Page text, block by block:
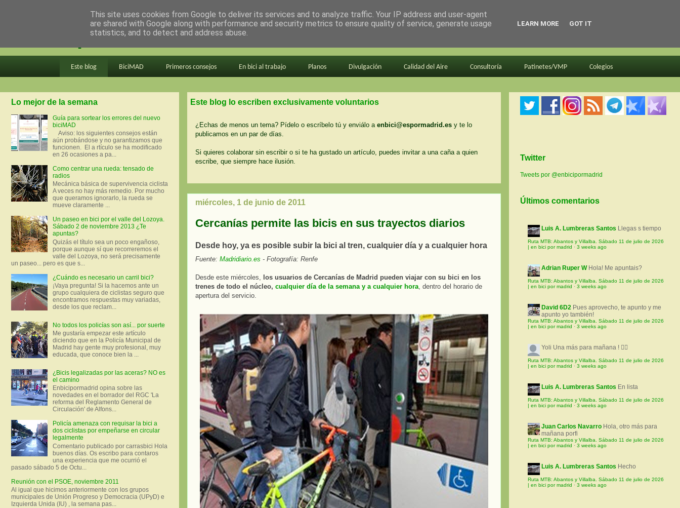
en bici por madrid
Este blog BiciMAD Primeros consejos En bici al trabajo Planos Divulgación Calidad del Aire Consultoría Patinetes/VMP Colegios
Este blog lo escriben exclusivamente voluntarios
¿Echas de menos un tema? Pídelo o escríbelo tú y enviálo a enbici@espormadrid.es y te lo
publicamos en un par de días.
Si quieres colaborar sin escribir o si te ha gustado un artículo, puedes invitar a una caña a quien
escribe, que siempre hace ilusión.
miércoles, 1 de junio de 2011
Cercanías permite las bicis en sus trayectos diarios
Desde hoy, ya es posible subir la bici al tren, cualquier día y a cualquier hora
Fuente: Madridiario.es - Fotografía: Renfe
Desde este miércoles, los usuarios de Cercanías de Madrid pueden viajar con su bici en los
trenes de todo el núcleo, cualquier día de la semana y a cualquier hora, dentro del horario de
apertura del servicio.
Lo mejor de la semana
Guía para sortear los errores del nuevo
biciMAD
Aviso: los siguientes consejos están
aún probándose y no garantizamos que
funcionen. El a rtículo se ha modificado
en 26 ocasiones a pa...
Como centrar una rueda: tensado de
radios
Mecánica básica de supervivencia ciclista
A veces no hay más remedio. Por mucho
que queramos ignorarlo, la rueda se
mueve claramente ...
Un paseo en bici por el valle del Lozoya.
Sábado 2 de noviembre 2013 ¿Te
apuntas?
Quizás el título sea un poco engañoso,
porque aunque sí que recorreremos el
valle del Lozoya, no será precisamente
un paseo... pero es que s...
¿Cuándo es necesario un carril bici?
¡Vaya pregunta! Si la hacemos ante un
grupo cualquiera de ciclistas seguro que
encontramos respuestas muy variadas,
desde los que reclam...
No todos los policías son así... por suerte
Me gustaría empezar este artículo
diciendo que en la Policía Municipal de
Madrid hay gente muy profesional, muy
educada, que conoce bien la ...
¿Bicis legalizadas por las aceras? NO es
el camino
Enbicipormadrid opina sobre las
novedades en el borrador del RGC 'La
reforma del Reglamento General de
Circulación' de Alfons...
Policía amenaza con requisar la bici a
dos ciclistas por empeñarse en circular
legalmente
Comentario publicado por carrasbici Hola
buenos días. Os escribo para contaros
una experiencia que me ocurrió el
pasado sábado 5 de Octu...
Reunión con el PSOE, noviembre 2011
Al igual que hicimos anteriormente con los grupos
municipales de Unión Progreso y Democracia (UPyD) e
Izquierda Unida (IU) , la semana pas...
Twitter
Tweets por @enbicipormadrid
Últimos comentarios
Luis A. Lumbreras Santos Llegas s tiempo
Ruta MTB: Abantos y Villalba. Sábado 11 de julio de 2026
| en bici por madrid · 3 weeks ago
Adrian Ruper W Hola! Me apuntais?
Ruta MTB: Abantos y Villalba. Sábado 11 de julio de 2026
| en bici por madrid · 3 weeks ago
David 6D2 Pues aprovecho, te apunto y me
apunto yo también!
Ruta MTB: Abantos y Villalba. Sábado 11 de julio de 2026
| en bici por madrid · 3 weeks ago
Yoli Una más para mañana ! 🚵‍♀️
Ruta MTB: Abantos y Villalba. Sábado 11 de julio de 2026
| en bici por madrid · 3 weeks ago
Luis A. Lumbreras Santos En lista
Ruta MTB: Abantos y Villalba. Sábado 11 de julio de 2026
| en bici por madrid · 3 weeks ago
Juan Carlos Navarro Hola, otro más para
mañana porfi
Ruta MTB: Abantos y Villalba. Sábado 11 de julio de 2026
| en bici por madrid · 3 weeks ago
Luis A. Lumbreras Santos Hecho
Ruta MTB: Abantos y Villalba. Sábado 11 de julio de 2026
| en bici por madrid · 3 weeks ago
This site uses cookies from Google to deliver its services and to analyze traffic. Your IP address and user-agent
are shared with Google along with performance and security metrics to ensure quality of service, generate usage
statistics, and to detect and address abuse.
LEARN MORE GOT IT